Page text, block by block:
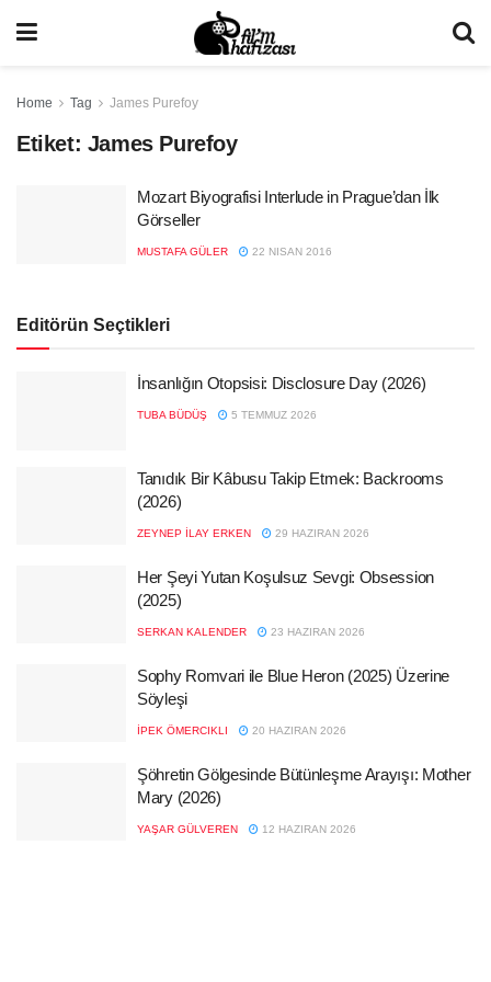
Home Tag James Purefoy
Etiket: James Purefoy
Mozart Biyografisi Interlude in Prague’dan İlk
Görseller
MUSTAFA GÜLER 22 NISAN 2016
Editörün Seçtikleri
İnsanlığın Otopsisi: Disclosure Day (2026)
TUBA BÜDÜŞ 5 TEMMUZ 2026
Tanıdık Bir Kâbusu Takip Etmek: Backrooms
(2026)
ZEYNEP İLAY ERKEN 29 HAZIRAN 2026
Her Şeyi Yutan Koşulsuz Sevgi: Obsession
(2025)
SERKAN KALENDER 23 HAZIRAN 2026
Sophy Romvari ile Blue Heron (2025) Üzerine
Söyleşi
İPEK ÖMERCIKLI 20 HAZIRAN 2026
Şöhretin Gölgesinde Bütünleşme Arayışı: Mother
Mary (2026)
YAŞAR GÜLVEREN 12 HAZIRAN 2026